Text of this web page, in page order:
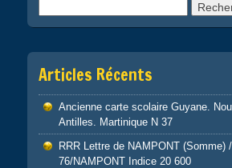
Articles Récents
Ancienne carte scolaire Guyane.
Antilles. Martinique N 37
RRR Lettre de NAMPONT (Somme)
76/NAMPONT Indice 20 600